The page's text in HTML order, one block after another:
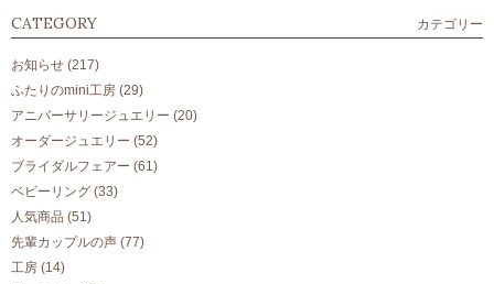
CATEGORY カテゴリー
お知らせ (217)
ふたりのmini工房 (29)
アニバーサリージュエリー (20)
オーダージュエリー (52)
ブライダルフェアー (61)
ベビーリング (33)
人気商品 (51)
先輩カップルの声 (77)
工房 (14)